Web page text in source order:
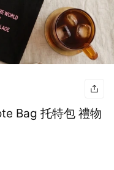
Bag 托特包 禮物